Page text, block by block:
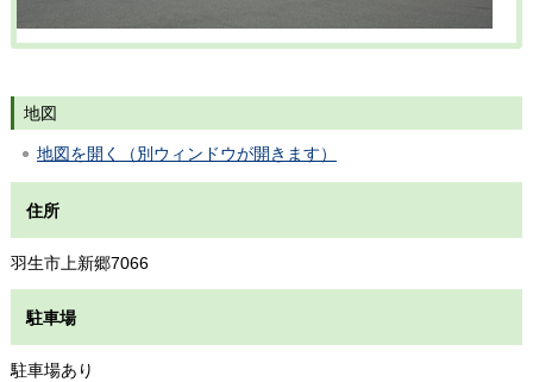
地図
地図を開く（別ウィンドウが開きます）
住所
羽生市上新郷7066
駐車場
駐車場あり